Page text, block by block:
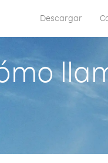
Descargar